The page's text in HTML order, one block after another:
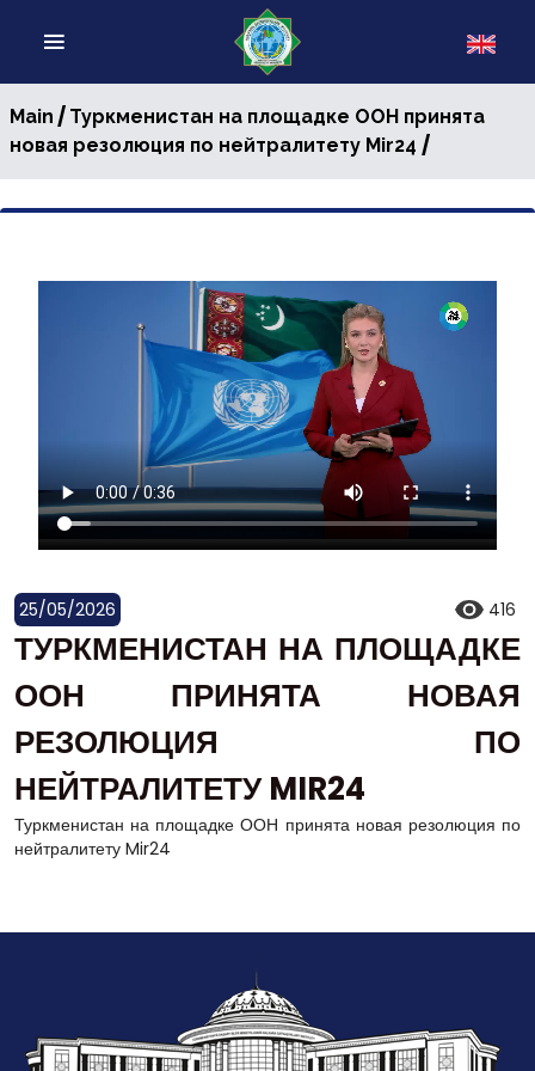
Main / Туркменистан на площадке ООН принята
новая резолюция по нейтралитету Mir24 /
25/05/2026 416
ТУРКМЕНИСТАН НА ПЛОЩАДКЕ
ООН ПРИНЯТА НОВАЯ
РЕЗОЛЮЦИЯ ПО
НЕЙТРАЛИТЕТУ MIR24
Туркменистан на площадке ООН принята новая резолюция по
нейтралитету Mir24